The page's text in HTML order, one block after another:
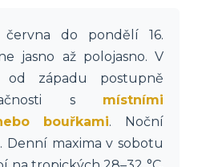
června do pondělí 16.
jasno až polojasno. V
od západu postupně
s místními
bouřkami. Noční
Denní maxima v sobotu